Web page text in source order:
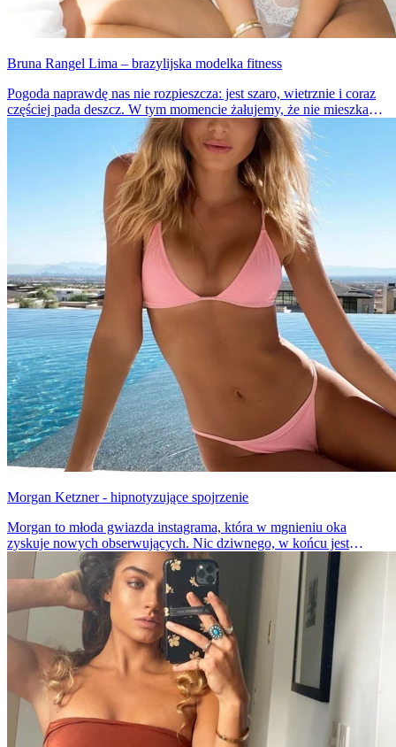
Bruna Rangel Lima – brazylijska modelka fitness
Pogoda naprawdę nas nie rozpieszcza: jest szaro, wietrznie i coraz
częściej pada deszcz. W tym momencie żałujemy, że nie mieszkamy
w Brazylii, gdzie w ciągu najbliższych dni temperatura będzie się
wahać ok. 25 stopni Celsjusza. Jest jeszcze jeden powód, dla
którego chcielibyśmy się tam znaleźć.
Morgan Ketzner - hipnotyzujące spojrzenie
Morgan to młoda gwiazda instagrama, która w mgnieniu oka
zyskuje nowych obserwujących. Nic dziwnego, w końcu jest
prześliczna i ma wspaniałą figurę, a dodatkowo bardzo chętnie
pokazuje się w bikini.